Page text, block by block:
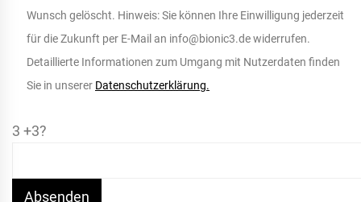
Wunsch gelöscht. Hinweis: Sie können Ihre Einwilligung jederzeit
für die Zukunft per E-Mail an info@bionic3.de widerrufen.
Detaillierte Informationen zum Umgang mit Nutzerdaten finden
Sie in unserer Datenschutzerklärung.
3 +3?